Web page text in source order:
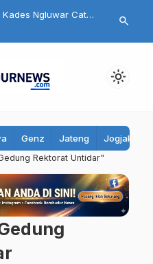
Ngluwar Catur
Bukan
Pengurus
Target 7
search
light_mode
Genz Jateng Jogjakarta
Rektorat Untidar"